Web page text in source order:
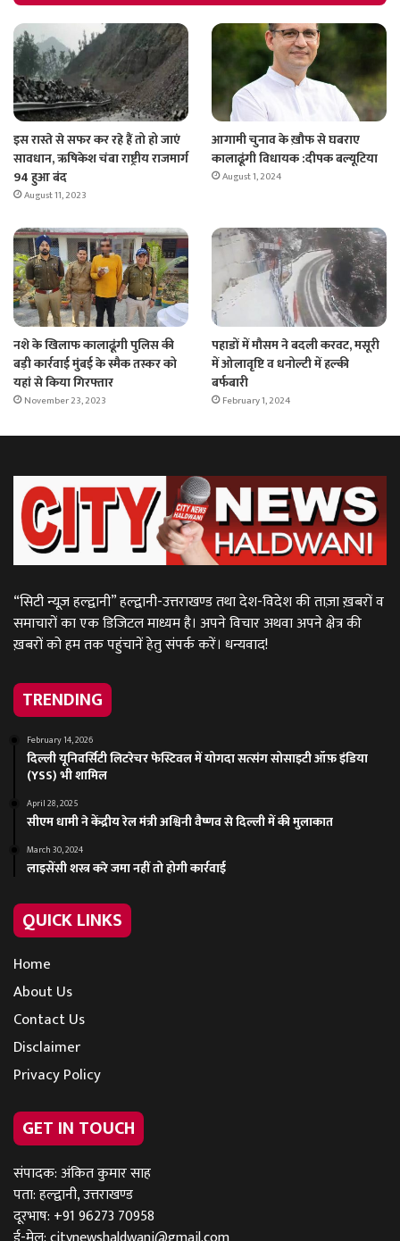
इस रास्ते से सफर कर रहे हैं तो हो जाएं
सावधान, ऋषिकेश चंबा राष्ट्रीय राजमार्ग
94 हुआ बंद
August 11, 2023
आगामी चुनाव के ख़ौफ से घबराए
कालाढूंगी विधायक :दीपक बल्यूटिया
August 1, 2024
नशे के खिलाफ कालाढूंगी पुलिस की
बड़ी कार्रवाई मुंबई के स्मैक तस्कर को
यहां से किया गिरफ्तार
November 23, 2023
पहाडों में मौसम ने बदली करवट, मसूरी
में ओलावृष्टि व धनोल्टी में हल्की
बर्फबारी
February 1, 2024
“सिटी न्यूज़ हल्द्वानी” हल्द्वानी-उत्तराखण्ड तथा देश-विदेश की ताज़ा ख़बरों व
समाचारों का एक डिजिटल माध्यम है। अपने विचार अथवा अपने क्षेत्र की
ख़बरों को हम तक पहुंचानें हेतु संपर्क करें। धन्यवाद!
TRENDING
February 14, 2026
दिल्ली यूनिवर्सिटी लिटरेचर फेस्टिवल में योगदा सत्संग सोसाइटी ऑफ़ इंडिया
(YSS) भी शामिल
April 28, 2025
सीएम धामी ने केंद्रीय रेल मंत्री अश्विनी वैष्णव से दिल्ली में की मुलाकात
March 30, 2024
लाइसेंसी शस्त्र करे जमा नहीं तो होगी कार्रवाई
QUICK LINKS
Home
About Us
Contact Us
Disclaimer
Privacy Policy
GET IN TOUCH
संपादक: अंकित कुमार साह
पता: हल्द्वानी, उत्तराखण्ड
दूरभाष: +91 96273 70958